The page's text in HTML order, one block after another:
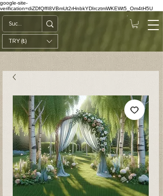
google-site-
verification=diZDfQffI8VBmUt2rHnbkYDIrcztmWKEWt5_Om4tH5U
TRY (₺)